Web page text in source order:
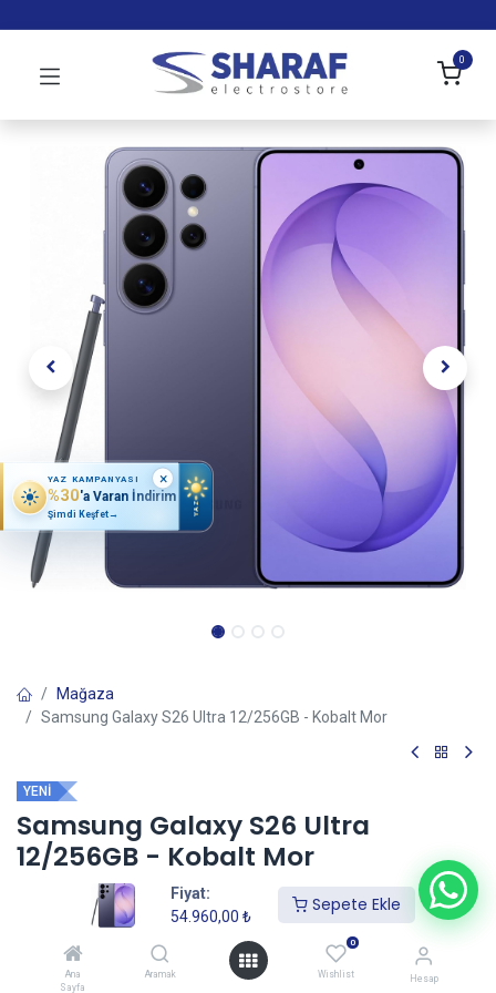
Fiyat:
54.960,00 ₺
Sepete Ekle
Ana
Sayfa
Aramak
0
Wishlist Hesap
0
Mağaza
Samsung Galaxy S26 Ultra 12/256GB - Kobalt Mor
YENİ
Samsung Galaxy S26 Ultra
12/256GB - Kobalt Mor
(0 incele)
54.960,00₺
YAZ KAMPANYASI
%30'a Varan İndirim
Şimdi Keşfet→ YAZ
×